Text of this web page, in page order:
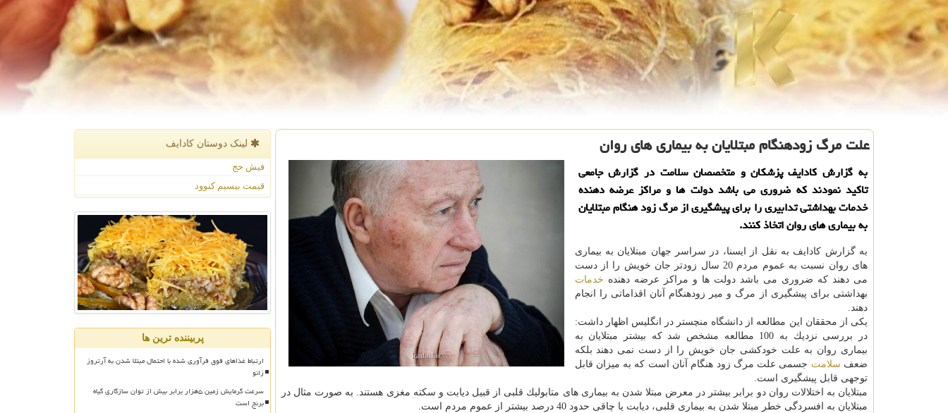
علت مرگ زودهنگام مبتلایان به بیماری های روان
به گزارش كادایف پزشكان و متخصصان سلامت در گزارش جامعی
تاكید نمودند كه ضروری می باشد دولت ها و مراكز عرضه دهنده
خدمات بهداشتی تدابیری را برای پیشگیری از مرگ زود هنگام مبتلایان
به بیماری های روان اتخاذ كنند.
به گزارش كادایف به نقل از ایسنا، در سراسر جهان مبتلایان به بیماری
های روان نسبت به عموم مردم 20 سال زودتر جان خویش را از دست
می دهند كه ضروری می باشد دولت ها و مراكز عرضه دهنده خدمات
بهداشتی برای پیشگیری از مرگ و میر زودهنگام آنان اقداماتی را انجام
دهند.
یكی از محققان این مطالعه از دانشگاه منچستر در انگلیس اظهار داشت:
در بررسی نزدیك به 100 مطالعه مشخص شد كه بیشتر مبتلایان به
بیماری روان به علت خودكشی جان خویش را از دست نمی دهند بلكه
ضعف سلامت جسمی علت مرگ زود هنگام آنان است كه به میزان قابل
توجهی قابل پیشگیری است.
مبتلایان به اختلالات روان دو برابر بیشتر در معرض مبتلا شدن به بیماری های متابولیك قلبی از قبیل دیابت و سكته مغزی هستند. به صورت مثال در
مبتلایان به افسردگی خطر مبتلا شدن به بیماری قلبی، دیابت یا چاقی حدود 40 درصد بیشتر از عموم مردم است.
لینک دوستان كادایف
فیش حج
قیمت بیسیم کنوود
پربیننده ترین ها
ارتباط غذاهای فوق فرآوری شده با احتمال مبتلا شدن به آرتروز
زانو
سرعت گرمایش زمین ۵هزار برابر بیش از توان سازگاری گیاه
برنج است